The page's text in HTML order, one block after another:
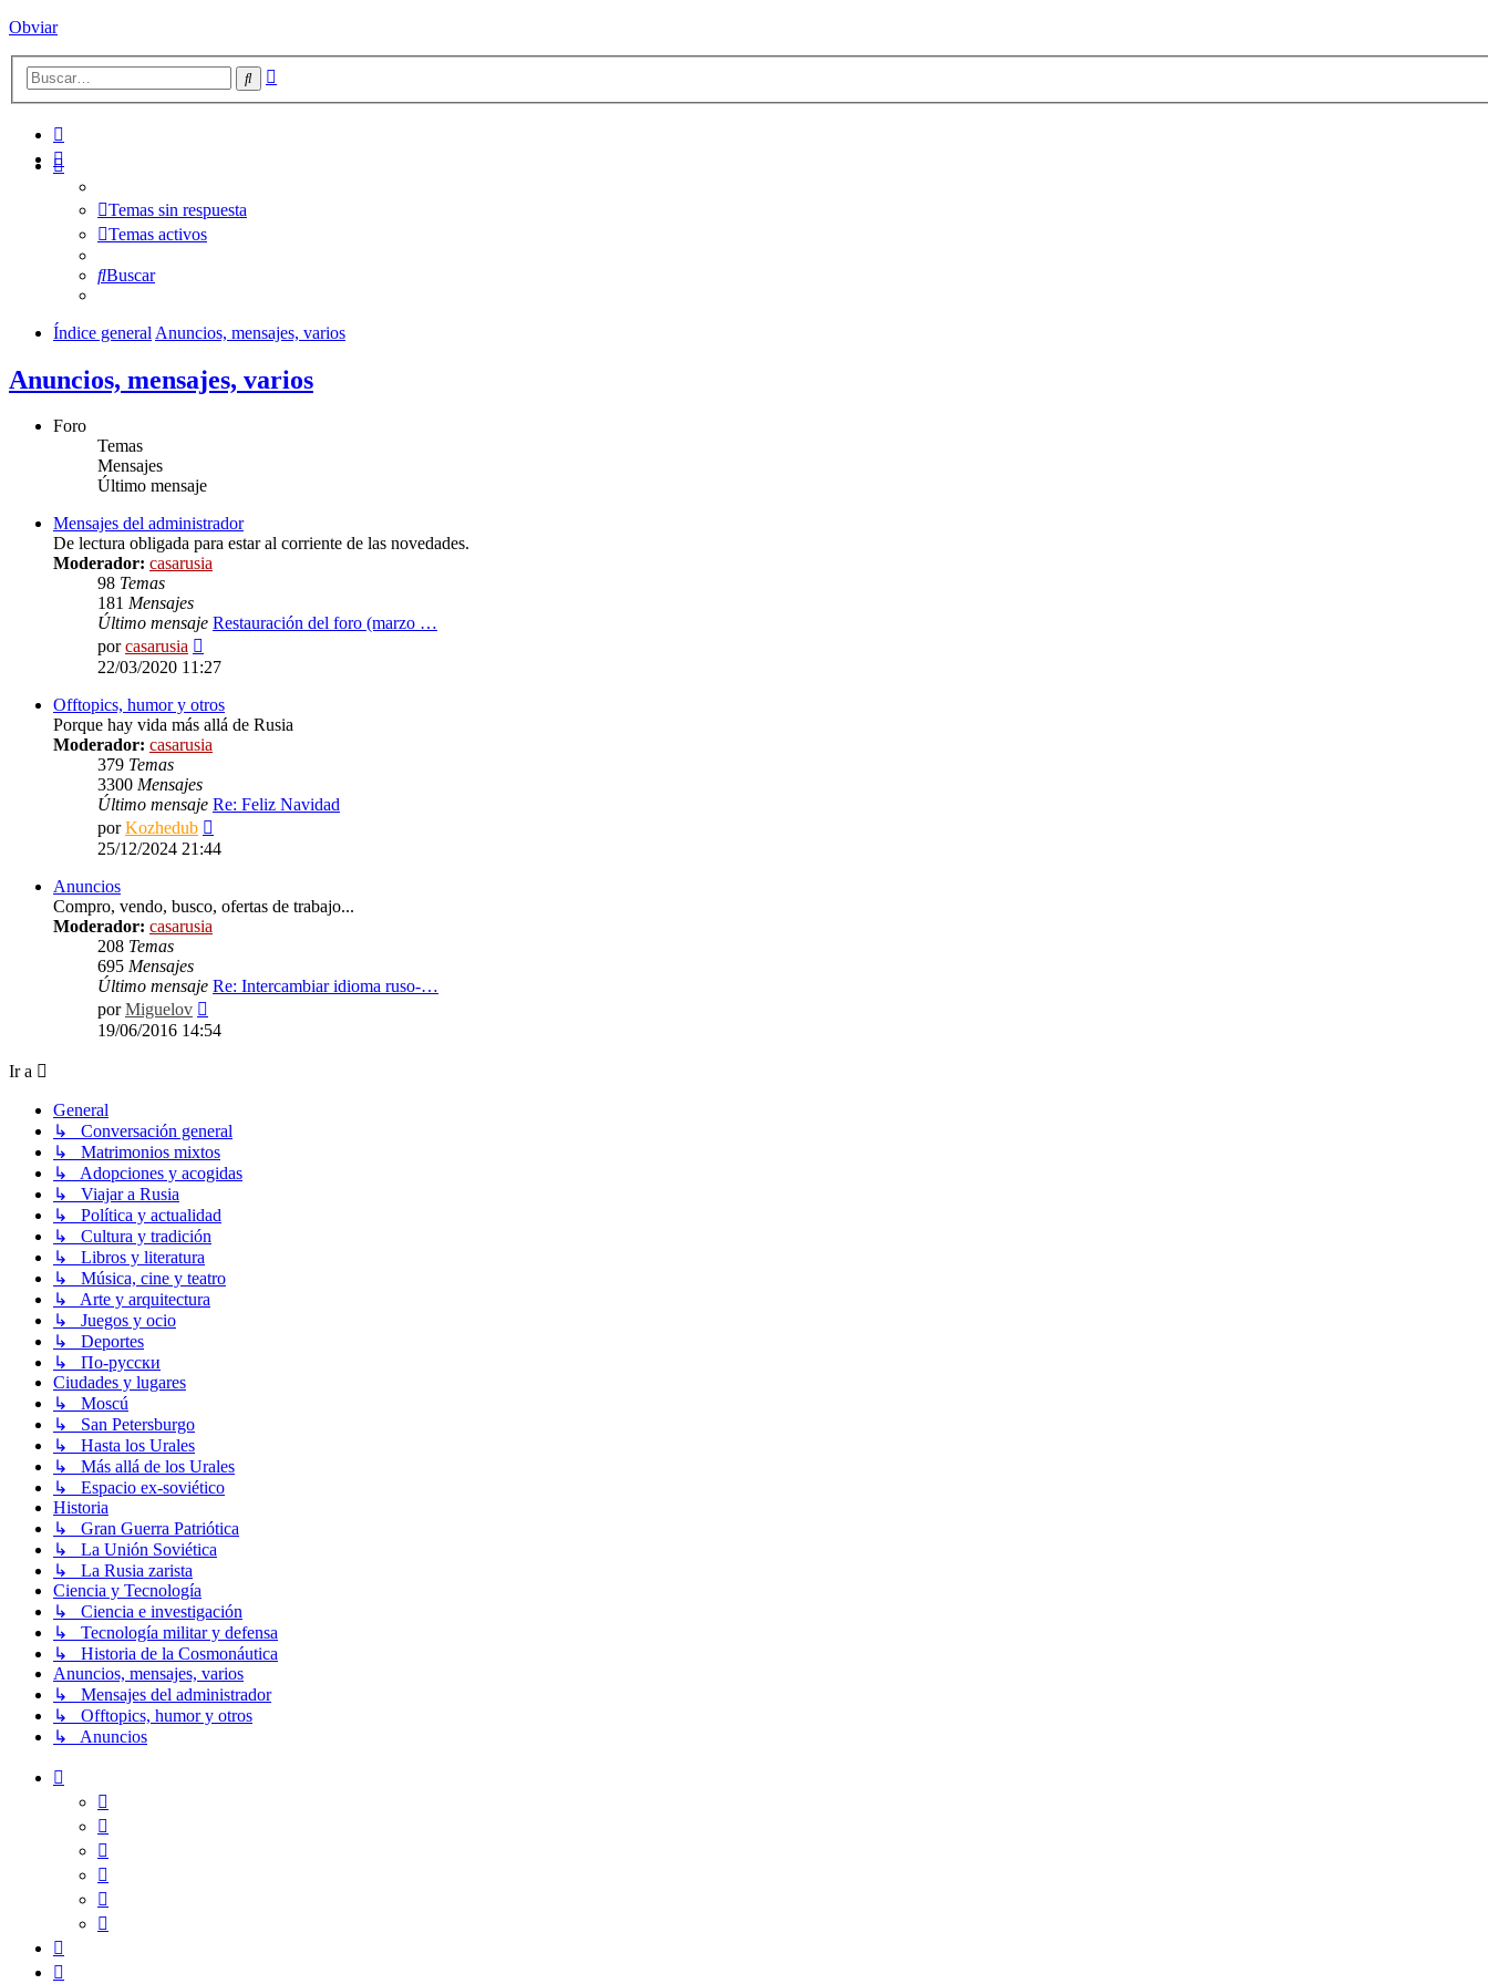
Obviar
Buscar
Temas sin respuesta
Temas activos
Buscar
Índice general Anuncios, mensajes, varios
Anuncios, mensajes, varios
Foro
Temas
Mensajes
Último mensaje
Mensajes del administrador
De lectura obligada para estar al corriente de las novedades.
Moderador: casarusia
98 Temas
181 Mensajes
Último mensaje Restauración del foro (marzo …
porcasarusia
último
22/03/2020 11:27
Offtopics, humor y otros
Porque hay vida más allá de Rusia
Moderador: casarusia
379 Temas
3300 Mensajes
Último mensaje Re: Feliz Navidad
porKozhedub
último
25/12/2024 21:44
Anuncios
Compro, vendo, busco, ofertas de trabajo...
Moderador: casarusia
208 Temas
695 Mensajes
Último mensaje Re: Intercambiar idioma ruso-…
porMiguelov
último
19/06/2016 14:54
Ir a
General
↳ Conversación general
↳ Matrimonios mixtos
↳ Adopciones y acogidas
↳ Viajar a Rusia
↳ Política y actualidad
↳ Cultura y tradición
↳ Libros y literatura
↳ Música, cine y teatro
↳ Arte y arquitectura
↳ Juegos y ocio
↳ Deportes
↳ По-русски
Ciudades y lugares
↳ Moscú
↳ San Petersburgo
↳ Hasta los Urales
↳ Más allá de los Urales
↳ Espacio ex-soviético
Historia
↳ Gran Guerra Patriótica
↳ La Unión Soviética
↳ La Rusia zarista
Ciencia y Tecnología
↳ Ciencia e investigación
↳ Tecnología militar y defensa
↳ Historia de la Cosmonáutica
Anuncios, mensajes, varios
↳ Mensajes del administrador
↳ Offtopics, humor y otros
↳ Anuncios